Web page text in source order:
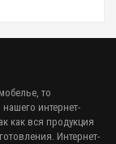
то
интернет-
как вся продукция
Интернет-